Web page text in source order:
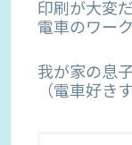
印刷が大変
電車のワー
我が家の息
（電車好き